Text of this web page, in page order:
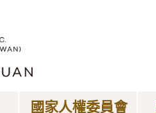
國家人權委員會